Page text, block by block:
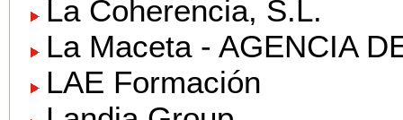
La Coherencia, S.L.
La Maceta - AGENCIA
LAE Formación